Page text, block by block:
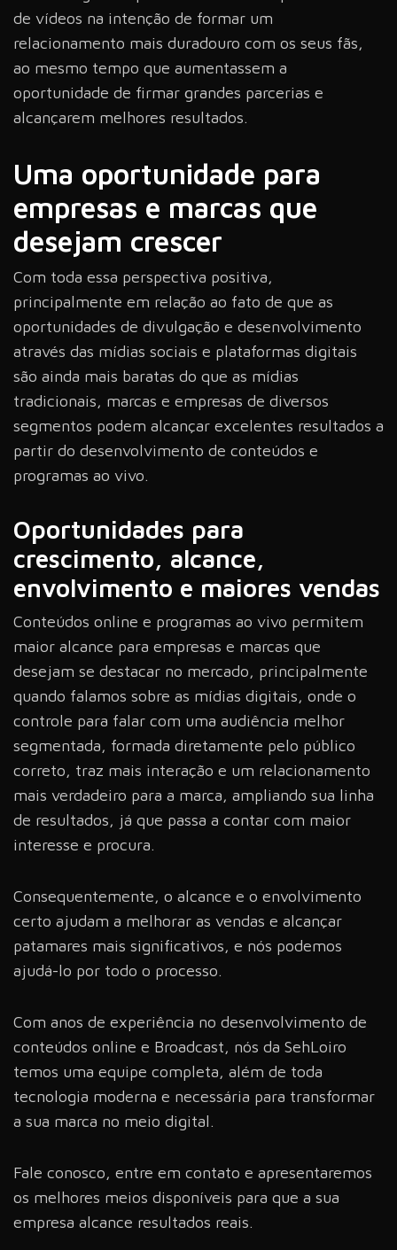
de vídeos na intenção de formar um
relacionamento mais duradouro com os seus fãs,
ao mesmo tempo que aumentassem a
oportunidade de firmar grandes parcerias e
alcançarem melhores resultados.
Uma oportunidade para
empresas e marcas que
desejam crescer
Com toda essa perspectiva positiva,
principalmente em relação ao fato de que as
oportunidades de divulgação e desenvolvimento
através das mídias sociais e plataformas digitais
são ainda mais baratas do que as mídias
tradicionais, marcas e empresas de diversos
segmentos podem alcançar excelentes resultados a
partir do desenvolvimento de conteúdos e
programas ao vivo.
Oportunidades para
crescimento, alcance,
envolvimento e maiores vendas
Conteúdos online e programas ao vivo permitem
maior alcance para empresas e marcas que
desejam se destacar no mercado, principalmente
quando falamos sobre as mídias digitais, onde o
controle para falar com uma audiência melhor
segmentada, formada diretamente pelo público
correto, traz mais interação e um relacionamento
mais verdadeiro para a marca, ampliando sua linha
de resultados, já que passa a contar com maior
interesse e procura.
Consequentemente, o alcance e o envolvimento
certo ajudam a melhorar as vendas e alcançar
patamares mais significativos, e nós podemos
ajudá-lo por todo o processo.
Com anos de experiência no desenvolvimento de
conteúdos online e Broadcast, nós da SehLoiro
temos uma equipe completa, além de toda
tecnologia moderna e necessária para transformar
a sua marca no meio digital.
Fale conosco, entre em contato e apresentaremos
os melhores meios disponíveis para que a sua
empresa alcance resultados reais.